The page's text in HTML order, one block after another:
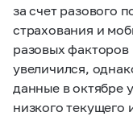
за счет разового
страхования и
разовых
увеличился,
данные в октябре
низкого текущего